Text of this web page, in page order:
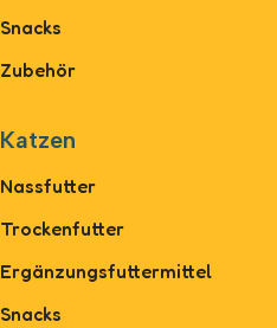
Snacks
Zubehör
Katzen
Nassfutter
Trockenfutter
Ergänzungsfuttermittel
Snacks